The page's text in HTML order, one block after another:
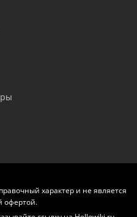
характер и не является
офертой.